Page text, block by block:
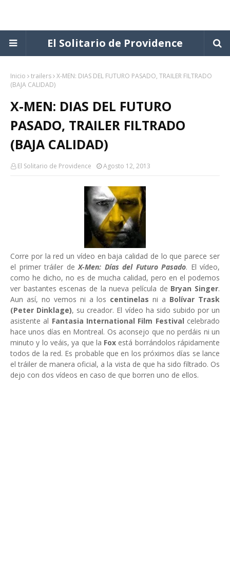
El Solitario de Providence
Inicio trailers X-MEN: DIAS DEL FUTURO PASADO, TRAILER FILTRADO
(BAJA CALIDAD)
X-MEN: DIAS DEL FUTURO
PASADO, TRAILER FILTRADO
(BAJA CALIDAD)
El Solitario de Providence Agosto 12, 2013
Corre por la red un vídeo en baja calidad de lo que parece ser
el primer tráiler de X-Men: Días del Futuro Pasado. El vídeo,
como he dicho, no es de mucha calidad, pero en el podemos
ver bastantes escenas de la nueva película de Bryan Singer.
Aun así, no vemos ni a los centinelasni a Bolívar Trask
(Peter Dinklage), su creador. El vídeo ha sido subido por un
asistente al Fantasia International Film Festival celebrado
hace unos días en Montreal. Os aconsejo que no perdáis ni un
minuto y lo veáis, ya que la Fox está borrándolos rápidamente
todos de la red. Es probable que en los próximos días se lance
el tráiler de manera oficial, a la vista de que ha sido filtrado. Os
dejo con dos vídeos en caso de que borren uno de ellos.